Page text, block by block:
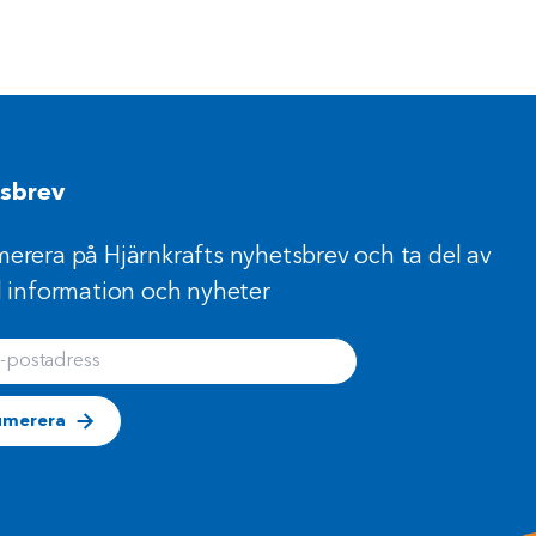
på Hjärnkrafts nyhetsbrev och ta del av
information och nyheter